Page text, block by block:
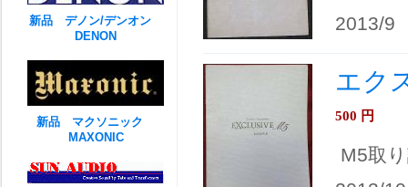
2013/9
エク
500 円
M5取
新品 デノン/デンオン
DENON
新品 マクソニック
MAXONIC